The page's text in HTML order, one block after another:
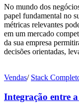
No mundo dos
papel fundamental no
métricas relevantes
em um mercado
da sua empresa
decisões orientadas,
Vendas/ Stack
Integração entre